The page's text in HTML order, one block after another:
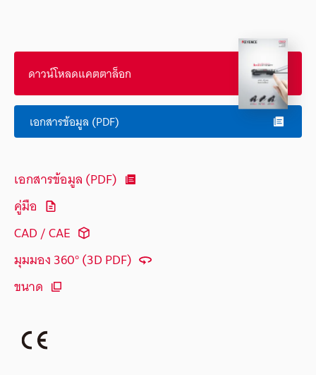
ดาวน์โหลดแคตตาล็อก
เอกสารข้อมูล (PDF)
เอกสารข้อมูล (PDF)
คู่มือ
CAD / CAE
มุมมอง 360° (3D PDF)
ขนาด